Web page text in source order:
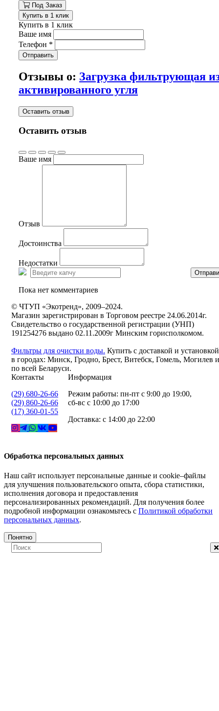
Под Заказ
Купить в 1 клик
Купить в 1 клик
Ваше имя
Телефон *
Отправить
Отзывы о: Загрузка фильтрующая
активированного угля
Оставить отзыв
Оставить отзыв
Ваше имя
Отзыв
Достоинства
Недостатки
Пока нет комментариев
© ЧТУП «Экотренд», 2009–2024.
Магазин зарегистрирован в Торговом реестре 24.06.2014г.
Свидетельство о государственной регистрации (УНП)
191254276 выдано 02.11.2009г Минским горисполкомом.
Фильтры для очистки воды. Купить с доставкой и установкой
в городах: Минск, Гродно, Брест, Витебск, Гомель, Могилев и
по всей Беларуси.
Контакты
(29) 680-26-66
(29) 860-26-66
(17) 360-01-55
Информация
Режим работы: пн-пт с 9:00 до 19:00,
сб-вс с 10:00 до 17:00
Доставка: с 14:00 до 22:00
Обработка персональных данных
Наш сайт использует персональные данные и cookie–файлы
для улучшения пользовательского опыта, сбора статистики,
исполнения договора и предоставления
персонализированных рекомендаций. Для получения более
подробной информации ознакомьтесь с Политикой обработки
персональных данных.
Понятно